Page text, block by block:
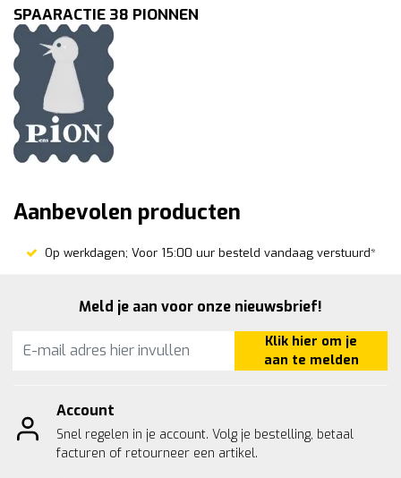
SPAARACTIE 38 PIONNEN
Aanbevolen producten
Op werkdagen; Voor 15:00 uur besteld vandaag verstuurd*
Meld je aan voor onze nieuwsbrief!
Klik hier om je
aan te melden
Account
Snel regelen in je account. Volg je bestelling, betaal
facturen of retourneer een artikel.